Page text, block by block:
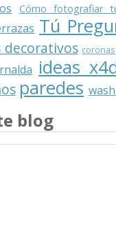
Cómo fotografiar
Tú
decorativos coronas
ideas
paredes
blog